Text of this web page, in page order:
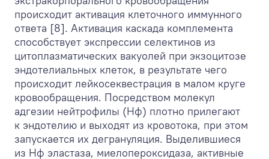
происходит активация клеточного иммунного
ответа [8]. Активация каскада комплемента
способствует экспрессии селектинов из
цитоплазматических вакуолей при экзоцитозе
эндотелиальных клеток, в результате чего
происходит лейкосеквестрация в малом круге
кровообращения. Посредством молекул
адгезии нейтрофилы (Нф) плотно прилегают
к эндотелию и выходят из кровотока, при этом
запускается их дегрануляция. Выделившиеся
из Нф эластаза, миелопероксидаза, активные